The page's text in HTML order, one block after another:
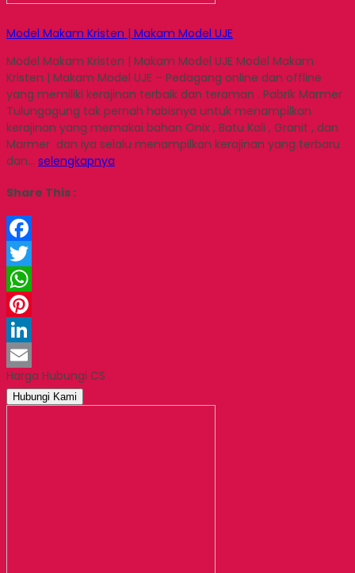
Model Makam Kristen | Makam Model UJE
Model Makam Kristen | Makam Model UJE Model Makam
Kristen | Makam Model UJE – Pedagang online dan offline
yang memiliki kerajinan terbaik dan teraman . Pabrik Marmer
Tulungagung tak pernah habisnya untuk menampilkan
kerajinan yang memakai bahan Onix , Batu Kali , Granit , dan
Marmer dan iya selalu menampilkan kerajinan yang terbaru
dan… selengkapnya
Share This :
Facebook
Twitter
WhatsApp
Pinterest
LinkedIn
Email
Harga Hubungi CS
Hubungi Kami